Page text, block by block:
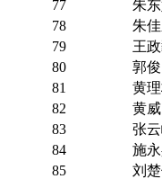
77
朱
78
朱
79
王
80
郭俊
81
黄
82
黄威
83
张
84
施
85
刘